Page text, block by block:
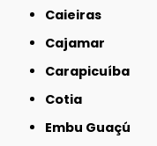
Caieiras
Cajamar
Carapicuíba
Cotia
Embu Guaçú